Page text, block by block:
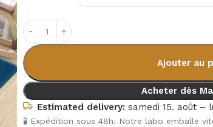
Ajouter au
Acheter dès
Estimated delivery: samedi 15. août –
🧪 Expédition sous 48h. Notre labo emballe